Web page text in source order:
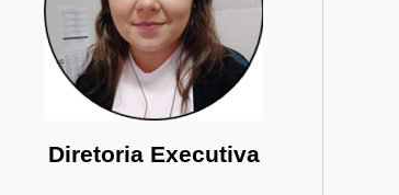
Diretoria Executiva